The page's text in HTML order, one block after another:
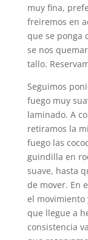
muy fina,
freiremos en
que se ponga
se nos
tallo.
Seguimos
fuego muy
laminado. A
retiramos la
fuego las
guindilla en
suave, hasta
de mover. En
el movimiento
que llegue a
consistencia